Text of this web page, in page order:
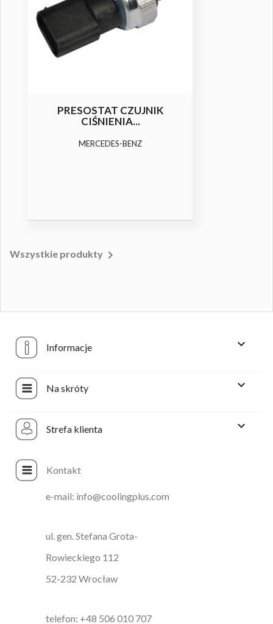
KLUCZ PORTU SERWISOWEGO
Dwustronny klucz portów serwisowych GM
Wszystkie produkty 
Informacje 
Na skróty 
Strefa klienta 
Kontakt
e-mail: info@coolingplus.com
ul. gen. Stefana Grota-
Rowieckiego 112
52-232 Wrocław
telefon: +48 506 010 707